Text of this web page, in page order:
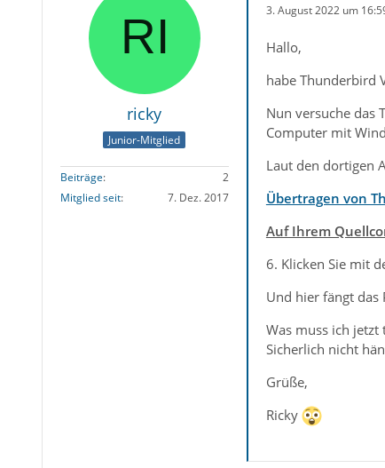
ricky
Junior-Mitglied
Beiträge
2
Mitglied seit
7. Dez. 2017
3. August 2022 um
Hallo,
habe Thunderbird
Nun versuche das
Computer mit
Laut den dortigen
Übertragen von
Auf Ihrem
6. Klicken Sie mit
Und hier fängt das
Was muss ich
Sicherlich nicht
Grüße,
Ricky